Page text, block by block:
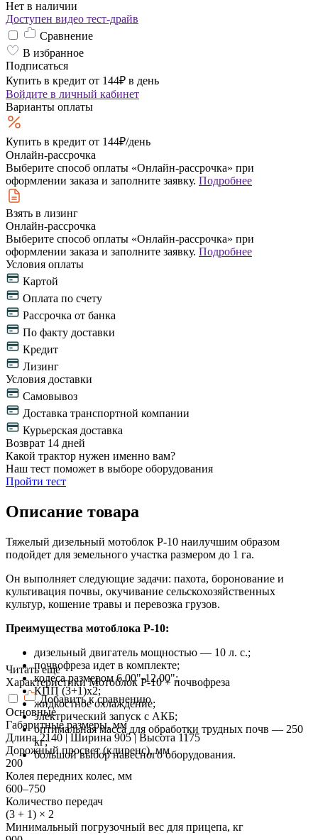
Нет в наличии
Доступен видео тест-драйв
Сравнение
В избранное
Подписаться
Купить в кредит от 144₽ в день
Войдите в личный кабинет
Варианты оплаты
Купить в кредит от 144₽/день
Онлайн-рассрочка
Выберите способ оплаты «Онлайн-рассрочка» при
оформлении заказа и заполните заявку. Подробнее
Взять в лизинг
Онлайн-рассрочка
Выберите способ оплаты «Онлайн-рассрочка» при
оформлении заказа и заполните заявку. Подробнее
Условия оплаты
Картой
Оплата по счету
Рассрочка от банка
По факту доставки
Кредит
Лизинг
Условия доставки
Самовывоз
Доставка транспортной компании
Курьерская доставка
Возврат 14 дней
Какой трактор нужен именно вам?
Наш тест поможет в выборе оборудования
Пройти тест
Описание товара
Тяжелый дизельный мотоблок Р-10 наилучшим образом
подойдет для земельного участка размером до 1 га.
Он выполняет следующие задачи: пахота, боронование и
культивация почвы, окучивание сельскохозяйственных
культур, кошение травы и перевозка грузов.
Преимущества мотоблока Р-10:
дизельный двигатель мощностью — 10 л. с.;
почвофреза идет в комплекте;
колеса размером 6.00"-12.00";
КПП (3+1)x2;
жидкостное охлаждение;
электрический запуск с АКБ;
оптимальная масса для обработки трудных почв — 250
кг;
большой выбор навесного оборудования.
Читать еще
Характеристики Мотоблок Р-10 + почвофреза
Добавить к сравнению
Основные
Габаритные размеры, мм
Длина 2140 | Ширина 905 | Высота 1175
Дорожный просвет (клиренс), мм
200
Колея передних колес, мм
600–750
Количество передач
(3 + 1) × 2
Минимальный погрузочный вес для прицепа, кг